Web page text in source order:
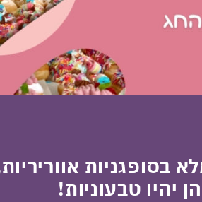
בסופגניות
יהיו טבעוניות!